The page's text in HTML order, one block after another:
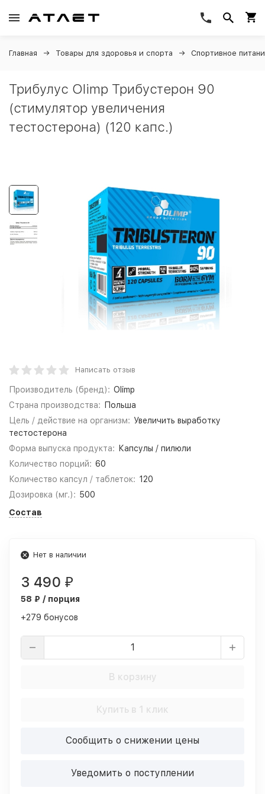
Главная Товары для здоровья и спорта Спортивное
Трибулус Olimp Трибустерон 90
(стимулятор увеличения
тестостерона) (120 капс.)
Написать отзыв
Производитель (бренд): Olimp
Страна производства:
Польша
Цель / действие на организм: Увеличить выработку
тестостерона
Форма выпуска продукта:
Капсулы / пилюли
Количество порций: 60
Количество капсул / таблеток: 120
Дозировка (мг.): 500
Состав
Нет в наличии
3 490 ₽
58 ₽ / порция
+279 бонусов
В корзину
Купить в 1 клик
Сообщить о снижении цены
Уведомить о поступлении